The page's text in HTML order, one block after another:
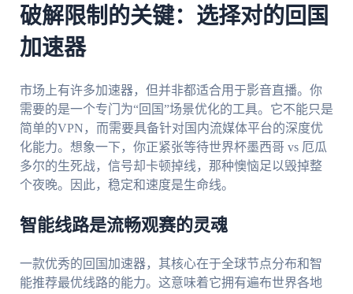
破解限制的关键：选择对的回国
加速器
市场上有许多加速器，但并非都适合用于影音直播。你
需要的是一个专门为“回国”场景优化的工具。它不能只是
简单的VPN，而需要具备针对国内流媒体平台的深度优
化能力。想象一下，你正紧张等待世界杯墨西哥 vs 厄瓜
多尔的生死战，信号却卡顿掉线，那种懊恼足以毁掉整
个夜晚。因此，稳定和速度是生命线。
智能线路是流畅观赛的灵魂
一款优秀的回国加速器，其核心在于全球节点分布和智
能推荐最优线路的能力。这意味着它拥有遍布世界各地